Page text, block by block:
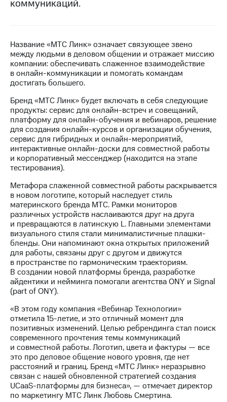
Интервью
Контакты
Новости
в
регионе
и акционерам
Корпоративное
управление
Корпоративный
секретарь
Раскрытие
информации
Информация
акционерам
Документы
ПАО
"МТС"
Собрания
акционеров
Личный
кабинет
акционера
Акционерный
капитал
Контроль
и
аудит
Рынок
акций
Описание
Программа
приобретения
Порядок
коммуникаций.
Название «МТС Линк» означает связующее звено
между людьми в деловом общении и отражает миссию
компании: обеспечивать слаженное взаимодействие
в онлайн-коммуникации и помогать командам
достигать большего.
Бренд «МТС Линк» будет включать в себя следующие
продукты: сервис для онлайн-встреч и совещаний,
платформу для онлайн-обучения и вебинаров, решение
для создания онлайн-курсов и организации обучения,
сервис для гибридных и онлайн-мероприятий,
интерактивные онлайн-доски для совместной работы
и корпоративный мессенджер (находится на этапе
тестирования).
Метафора слаженной совместной работы раскрывается
в новом логотипе, который наследует стиль
материнского бренда МТС. Рамки мониторов
различных устройств наслаиваются друг на друга
и превращаются в латинскую L. Главными элементами
визуального стиля стали минималистичные плашки-
бленды. Они напоминают окна открытых приложений
для работы, связаны друг с другом и движутся
в пространстве по гармоническим траекториям.
В создании новой платформы бренда, разработке
айдентики и нейминга помогали агентства ONY и Signal
(part of ONY).
«В этом году компания «Вебинар Технологии»
отметила 15-летие, и это отличный момент для
позитивных изменений. Целью ребрендинга стал поиск
современного прочтения темы коммуникаций
и совместной работы. Логотип, цвета и фактуры — все
это про деловое общение нового уровня, где нет
расстояний и границ. Бренд «МТС Линк» неразрывно
связан с нашей обновленной стратегией создания
UCaaS-платформы для бизнеса», — отмечает директор
по маркетингу МТС Линк Любовь Смертина.